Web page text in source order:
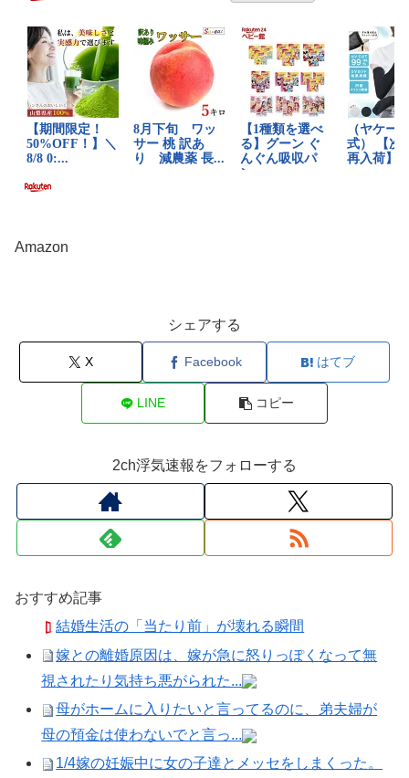
Amazon
シェアする
X Facebook はてブ
LINE コピー
2ch浮気速報をフォローする
おすすめ記事
結婚生活の「当たり前」が壊れる瞬間
嫁との離婚原因は、嫁が急に怒りっぽくなって無
視されたり気持ち悪がられた...
母がホームに入りたいと言ってるのに、弟夫婦が
母の預金は使わないでと言っ...
1/4嫁の妊娠中に女の子達とメッセをしまくった。